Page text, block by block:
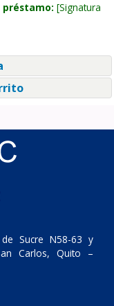
préstamo: Signatura
Sucre N58-63 y
Carlos, Quito –